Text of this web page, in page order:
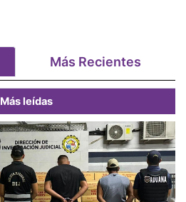
Más Recientes
Más leídas